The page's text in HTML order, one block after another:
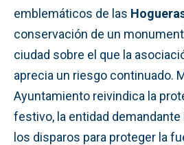
emblemáticos de las
conservación de un
ciudad sobre el que la
aprecia un riesgo continuado.
Ayuntamiento reivindica la
festivo, la entidad
los disparos para proteger la